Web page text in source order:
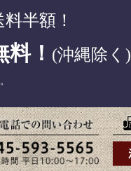
半額！
料！ (沖縄除く)